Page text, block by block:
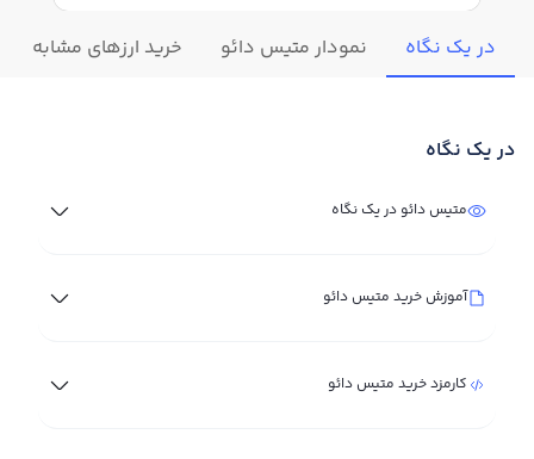
در یک نگاه نمودار متیس دائو خرید ارزهای مشابه
در یک نگاه
متیس دائو در یک نگاه
آموزش خرید متیس دائو
کارمزد خرید متیس دائو